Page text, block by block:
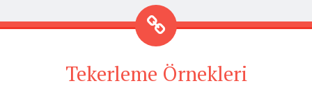
Tekerleme Örnekleri